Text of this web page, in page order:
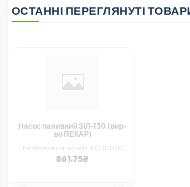
ОСТАННІ ПЕРЕГЛЯНУТІ
Насос паливний ЗІЛ-130 (вир-
во ПЕКАР)
Каталоговий номер: 130-1106010
861.75